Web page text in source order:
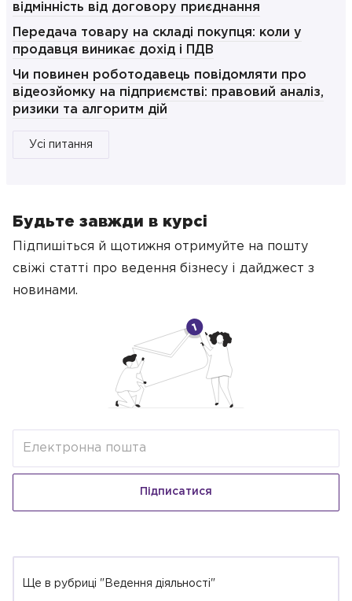
відмінність від договору приєднання
Передача товару на складі покупця: коли у
продавця виникає дохід і ПДВ
Чи повинен роботодавець повідомляти про
відеозйомку на підприємстві: правовий аналіз,
ризики та алгоритм дій
Усі питання
Будьте завжди в курсі
Підпишіться й щотижня отримуйте на пошту
свіжі статті про ведення бізнесу і дайджест з
новинами.
Підписатися
Ще в рубриці "Ведення діяльності"